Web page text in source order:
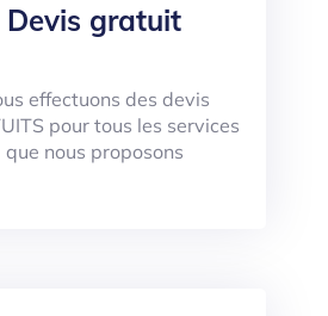
Devis gratuit
effectuons des devis
pour tous les services
que nous proposons